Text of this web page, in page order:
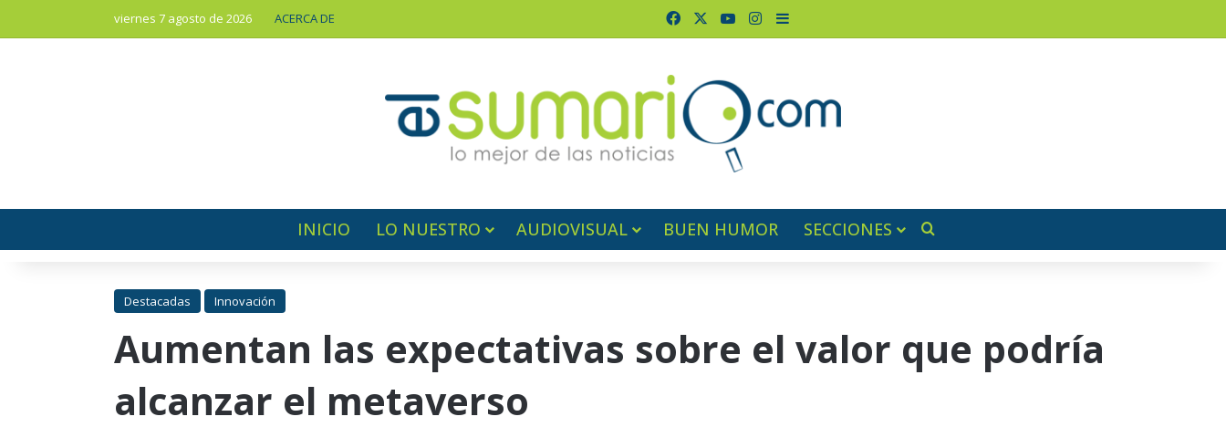
viernes 7 agosto de 2026 ACERCA DE FacebookYouTubeInstagram
Barra lateral
INICIO LO NUESTRO AUDIOVISUAL BUEN HUMOR SECCIONES
Destacadas Innovación
Aumentan las expectativas sobre el valor que podría
alcanzar el metaverso